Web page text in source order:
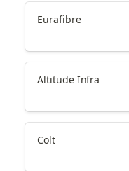
Eurafibre
Altitude Infra
Colt